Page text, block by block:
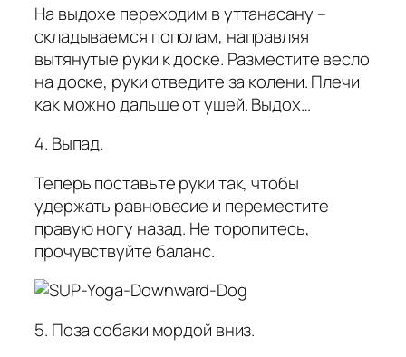
На выдохе переходим в уттанасану –
складываемся пополам, направляя
вытянутые руки к доске. Разместите весло
на доске, руки отведите за колени. Плечи
как можно дальше от ушей. Выдох…
4. Выпад.
Теперь поставьте руки так, чтобы
удержать равновесие и переместите
правую ногу назад. Не торопитесь,
прочувствуйте баланс.
5. Поза собаки мордой вниз.